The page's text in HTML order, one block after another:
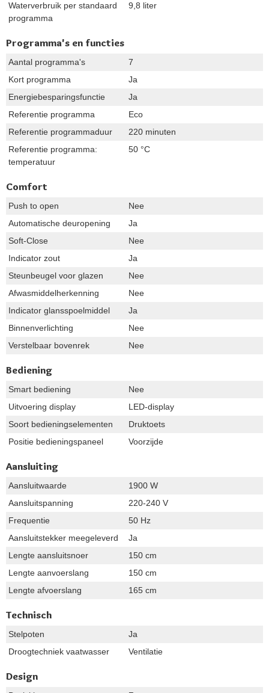
Waterverbruik per standaard
programma
9,8 liter
Programma's en functies
Aantal programma's
7
Kort programma
Ja
Energiebesparingsfunctie
Ja
Referentie programma
Eco
Referentie programmaduur
220 minuten
Referentie programma:
temperatuur
50 °C
Comfort
Push to open
Nee
Automatische deuropening
Ja
Soft-Close
Nee
Indicator zout
Ja
Steunbeugel voor glazen
Nee
Afwasmiddelherkenning
Nee
Indicator glansspoelmiddel
Ja
Binnenverlichting
Nee
Verstelbaar bovenrek
Nee
Bediening
Smart bediening
Nee
Uitvoering display
LED-display
Soort bedieningselementen
Druktoets
Positie bedieningspaneel
Voorzijde
Aansluiting
Aansluitwaarde
1900 W
Aansluitspanning
220-240 V
Frequentie
50 Hz
Aansluitstekker meegeleverd
Ja
Lengte aansluitsnoer
150 cm
Lengte aanvoerslang
150 cm
Lengte afvoerslang
165 cm
Technisch
Stelpoten
Ja
Droogtechniek vaatwasser
Ventilatie
Design